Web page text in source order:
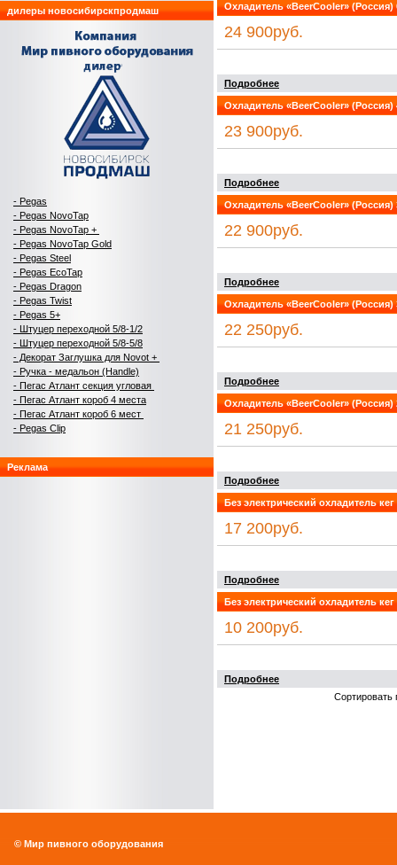
дилеры новосибирскпродмаш
- Pegas
- Pegas NovoTap
- Pegas NovoTap +
- Pegas NovoTap Gold
- Pegas Steel
- Pegas EcoTap
- Pegas Dragon
- Pegas Twist
- Pegas 5+
- Штуцер переходной 5/8-1/2
- Штуцер переходной 5/8-5/8
- Декорат Заглушка для Novot +
- Ручка - медальон (Handle)
- Пегас Атлант секция угловая
- Пегас Атлант короб 4 места
- Пегас Атлант короб 6 мест
- Pegas Clip
Реклама
Охладитель «BeerCooler» (Россия)
24 900руб.
Подробнее
Охладитель «BeerCooler» (Россия)
23 900руб.
Подробнее
Охладитель «BeerCooler» (Россия)
22 900руб.
Подробнее
Охладитель «BeerCooler» (Россия)
22 250руб.
Подробнее
Охладитель «BeerCooler» (Россия)
21 250руб.
Подробнее
Без электрический охладитель кег
17 200руб.
Подробнее
Без электрический охладитель кег
10 200руб.
Подробнее
Сортировать
© Мир пивного оборудования